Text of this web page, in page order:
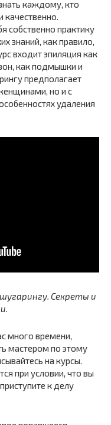
каждому, кто
качественно.
собственно практику
знаний, как правило,
входит эпиляция как
как подмышки и
предполагает
но и с
удаления
Секреты и
много времени,
мастером по этому
на курсы.
при условии, что вы
к делу